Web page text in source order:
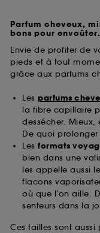
Parfum cheveux,
bons pour envoûter.
Envie de profiter de
pieds et à tout
grâce aux parfums
Les parfums
la fibre capillaire
dessécher.
De quoi
Les formats
bien dans une
les appelle aussi
flacons
où que l’on aille.
senteurs dans la
Ces tailles sont